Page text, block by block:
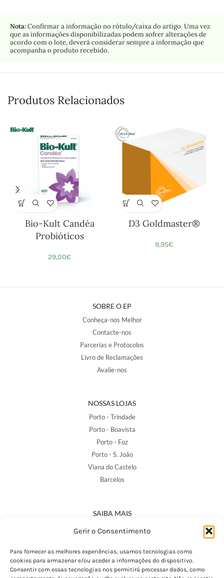
Gerir o Consentimento
Para fornecer as melhores experiências, usamos tecnologias como
cookies para armazenar e/ou aceder a informações do dispositivo.
Consentir com essas tecnologias nos permitirá processar dados, como
Nota:Confirmar a informação no rótulo/caixa do artigo. Uma vez
que as informações disponibilizadas podem sofrer alterações de
acordo com o lote, deverá considerar sempre a informação que
acompanha o produto recebido.
Produtos Relacionados
Bio-Kult Candéa
Probióticos
29,00€
D3 Goldmaster®
9,95€
SOBRE O EP
Conheça-nos Melhor
Contacte-nos
Parcerias e Protocolos
Livro de Reclamações
Avalie-nos
NOSSAS LOJAS
Porto - Trindade
Porto - Boavista
Porto - Foz
Porto - S. João
Viana do Castelo
Barcelos
SAIBA MAIS
Política de Privacidade
Termos e Condições
Perguntas Frequentes